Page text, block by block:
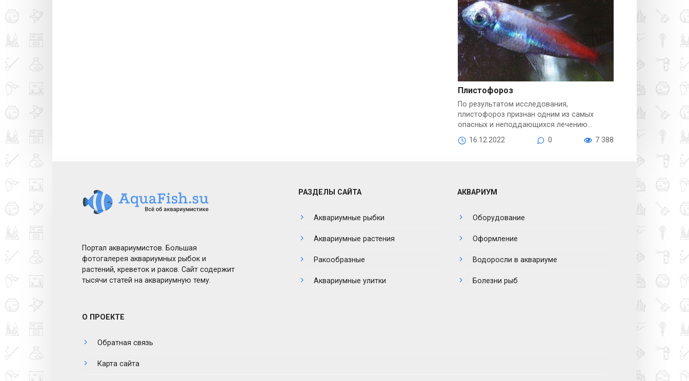
Болезни рыб
Плистофороз
По результатом исследования,
плистофороз признан одним из самых
опасных и неподдающихся лечению
заболеваний аквариумных рыб.
16.12.2022 0 7 388
Портал аквариумистов. Большая
фотогалерея аквариумных рыбок и
растений, креветок и раков. Сайт содержит
тысячи статей на аквариумную тему.
РАЗДЕЛЫ САЙТА
Аквариумные рыбки
Аквариумные растения
Ракообразные
Аквариумные улитки
АКВАРИУМ
Оборудование
Оформление
Водоросли в аквариуме
Болезни рыб
О ПРОЕКТЕ
Обратная связь
Карта сайта